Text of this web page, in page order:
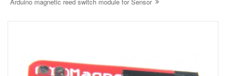
Arduino magnetic reed switch module for Sensor